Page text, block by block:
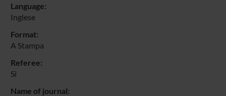
Language:
Inglese
Format:
A Stampa
Referee:
Sì
Name of journal: